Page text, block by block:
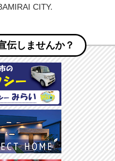
CITY.
伝しませんか？